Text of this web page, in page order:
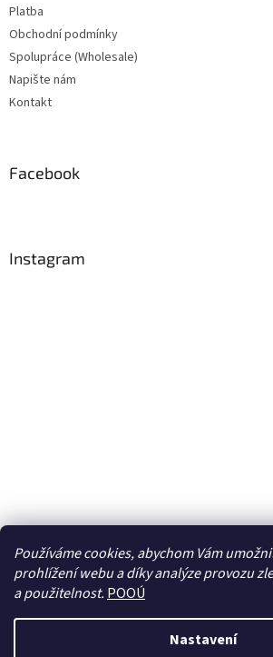
Používáme cookies, abychom Vám
prohlížení webu a díky analýze provozu
a použitelnost. POOÚ
Nastavení
Platba
Obchodní podmínky
Spolupráce (Wholesale)
Napište nám
Kontakt
Facebook
Instagram
Sledovat na Instagramu
Vytvořil Shoptet